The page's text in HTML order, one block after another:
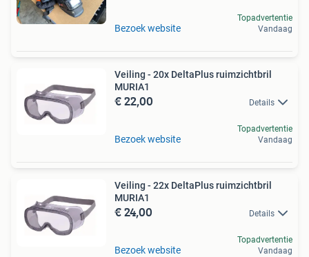
Bezoek website
Topadvertentie
Vandaag
Veiling - 20x DeltaPlus ruimzichtbril
MURIA1
€ 22,00 Details
Bezoek website
Topadvertentie
Vandaag
Veiling - 22x DeltaPlus ruimzichtbril
MURIA1
€ 24,00 Details
Bezoek website
Topadvertentie
Vandaag